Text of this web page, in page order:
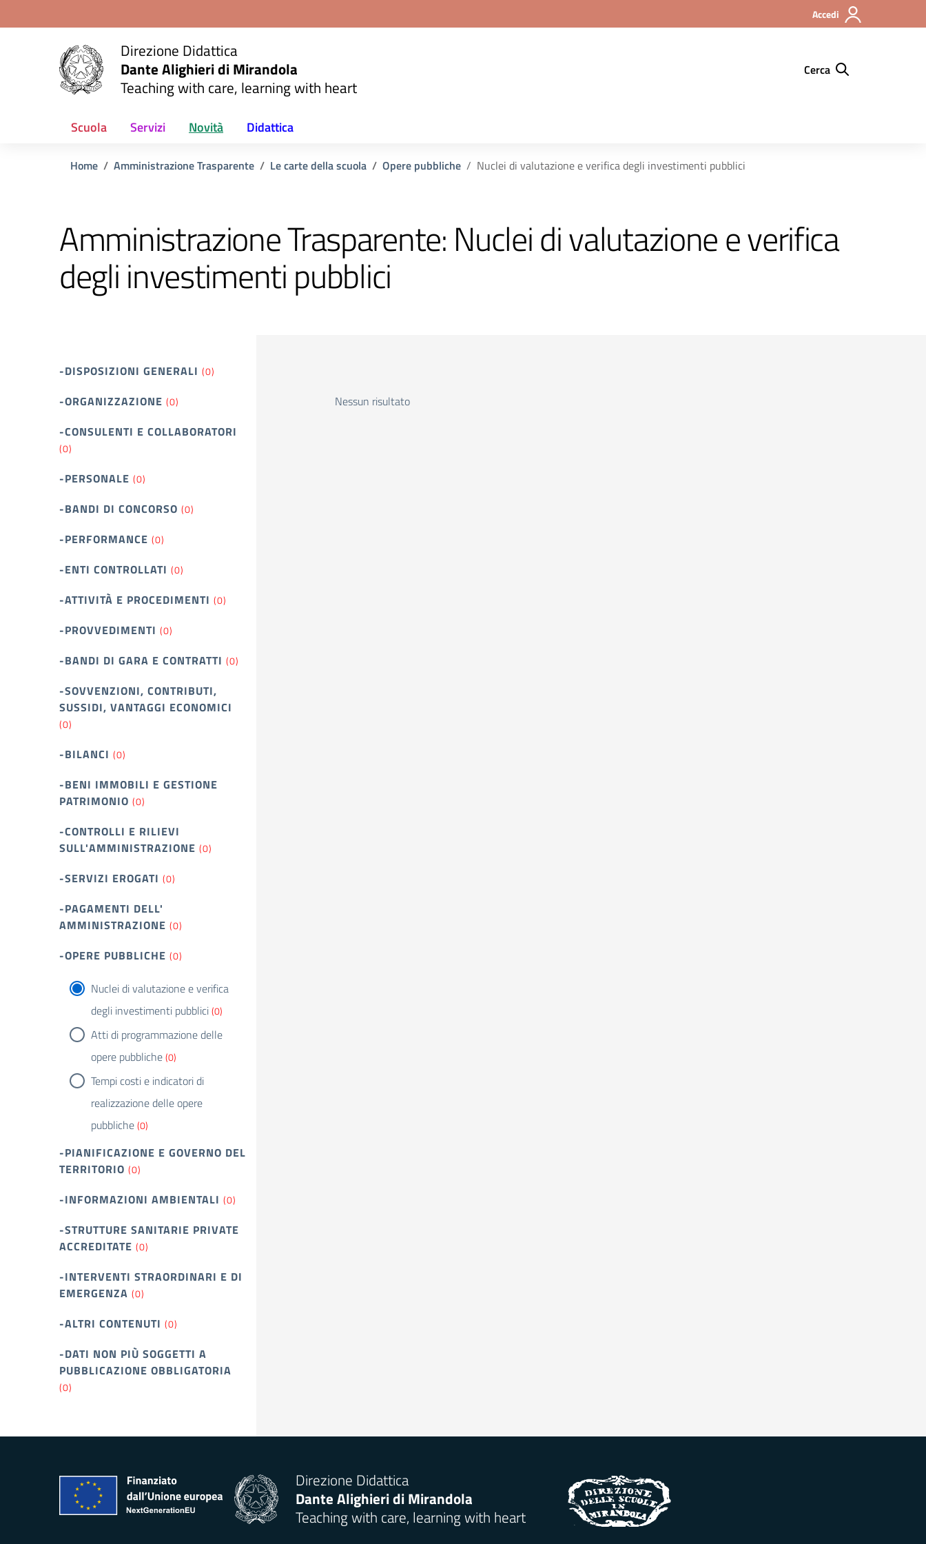
Accedi
Direzione Didattica
Dante Alighieri di Mirandola
Teaching with care, learning with heart
Cerca
Scuola Servizi Novità Didattica
Home Amministrazione Trasparente Le carte della scuola Opere pubbliche Nuclei di valutazione e verifica degli investimenti pubblici
Amministrazione Trasparente: Nuclei di valutazione e verifica
degli investimenti pubblici
-DISPOSIZIONI GENERALI (0)
-ORGANIZZAZIONE (0)
-CONSULENTI E COLLABORATORI
(0)
-PERSONALE (0)
-BANDI DI CONCORSO (0)
-PERFORMANCE (0)
-ENTI CONTROLLATI (0)
-ATTIVITÀ E PROCEDIMENTI (0)
-PROVVEDIMENTI (0)
-BANDI DI GARA E CONTRATTI (0)
-SOVVENZIONI, CONTRIBUTI,
SUSSIDI, VANTAGGI ECONOMICI
(0)
-BILANCI (0)
-BENI IMMOBILI E GESTIONE
PATRIMONIO (0)
-CONTROLLI E RILIEVI
SULL'AMMINISTRAZIONE (0)
-SERVIZI EROGATI (0)
-PAGAMENTI DELL'
AMMINISTRAZIONE (0)
-OPERE PUBBLICHE (0)
Nuclei di valutazione e verifica
degli investimenti pubblici(0)
Atti di programmazione delle
opere pubbliche(0)
Tempi costi e indicatori di
realizzazione delle opere
pubbliche(0)
-PIANIFICAZIONE E GOVERNO DEL
TERRITORIO (0)
-INFORMAZIONI AMBIENTALI (0)
-STRUTTURE SANITARIE PRIVATE
ACCREDITATE (0)
-INTERVENTI STRAORDINARI E DI
EMERGENZA (0)
-ALTRI CONTENUTI (0)
-DATI NON PIÙ SOGGETTI A
PUBBLICAZIONE OBBLIGATORIA
(0)
Nessun risultato
Direzione Didattica
Dante Alighieri di Mirandola
Teaching with care, learning with heart